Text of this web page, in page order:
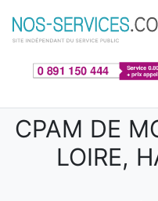
Aller au contenu principal
CPAM DE
LOIRE,